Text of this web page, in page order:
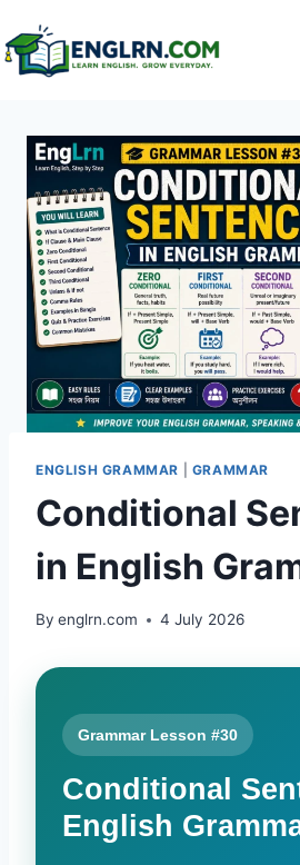
to
content
ENGLISH GRAMMAR GRAMMAR
Conditional
in English
By englrn.com 4 July 2026
Grammar Lesson #30
Conditional
English